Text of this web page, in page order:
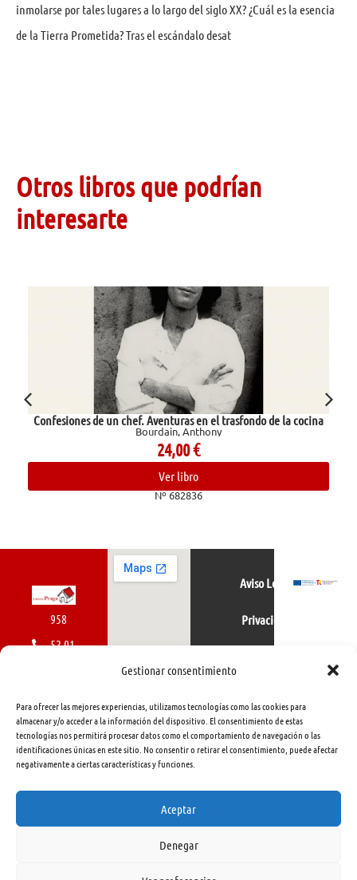
Gestionar consentimiento
Para ofrecer las mejores experiencias, utilizamos tecnologías como las cookies para
almacenar y/o acceder a la información del dispositivo. El consentimiento de estas
tecnologías nos permitirá procesar datos como el comportamiento de navegación o las
identificaciones únicas en este sitio. No consentir o retirar el consentimiento, puede afectar
negativamente a ciertas características y funciones.
Aceptar
Denegar
inmolarse por tales lugares a lo largo del siglo XX? ¿Cuál es la esencia
de la Tierra Prometida? Tras el escándalo desat
Otros libros que podrían
interesarte
Confesiones de un chef. Aventuras en el trasfondo de la cocina
Bourdain, Anthony
24,00€
Ver libro
Nº 682836
958
52 01
462
415
info@libreriapraga.com
Gracia,
Aviso Legal
Privacidad